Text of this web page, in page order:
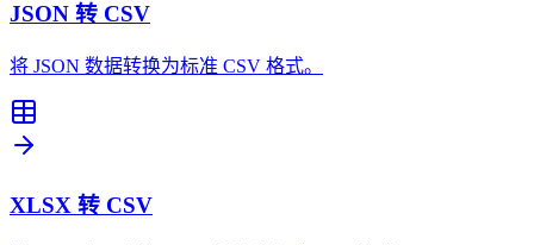
JSON 转 CSV
将 JSON 数据转换为标准 CSV 格式。
XLSX 转 CSV